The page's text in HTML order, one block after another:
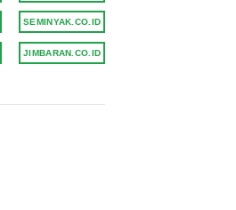
SEMINYAK.CO.ID
JIMBARAN.CO.ID